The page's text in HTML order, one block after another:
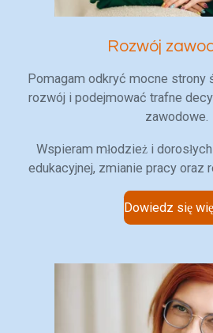
Rozwój
Pomagam odkryć mocne strony
rozwój i podejmować trafne
zawodowe.
Wspieram młodzież i
edukacyjnej, zmianie pracy oraz
Dowiedz się